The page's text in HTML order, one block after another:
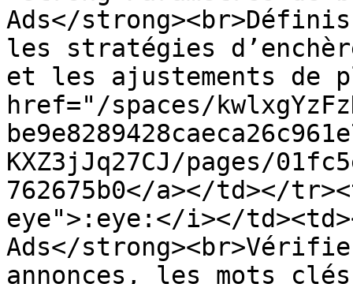
Ads</
les stratégies
et les ajustements de
href="/spaces/
KXZ3jJq27CJ/pages/
762675b0</a></td></
eye">:eye:</i></
Ads</
annonces, les mots